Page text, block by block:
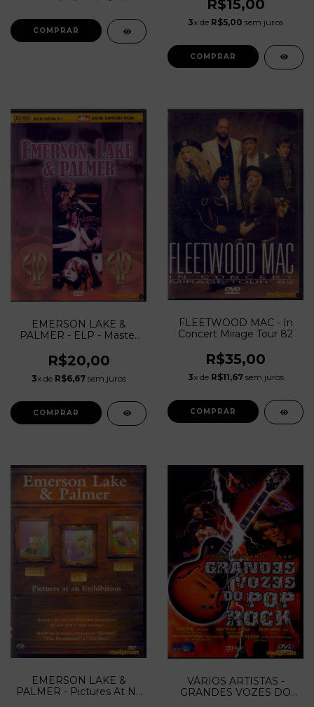
R$15,00
3x de R$5,00 sem juros
EMERSON LAKE &
PALMER - ELP - Master
R$20,00
3x de R$6,67sem juros
FLEETWOOD MAC - In
Concert Mirage Tour 82
R$35,00
3x de R$11,67sem juros
EMERSON LAKE &
PALMER - Pictures At Na
VÁRIOS ARTISTAS -
GRANDES VOZES DO